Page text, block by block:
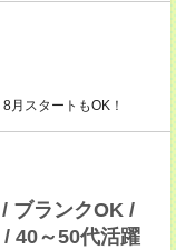
月スタートもOK！
ブランクOK /
40～50代活躍